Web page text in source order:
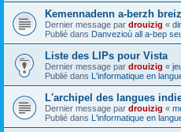
Kemennadenn a-berzh
Dernier message par drouizig «
Publié dans Danvezioù all a-bep
Liste des LIPs pour Vista
Dernier message par drouizig «
Publié dans L'informatique en
L'archipel des langues
Dernier message par drouizig «
Publié dans L'informatique en